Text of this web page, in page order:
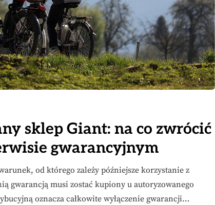
sklep Giant: na co zwrócić
gwarancyjnym
od którego zależy późniejsze korzystanie z
gwarancją musi zostać kupiony u autoryzowanego
oznacza całkowite wyłączenie gwarancji…